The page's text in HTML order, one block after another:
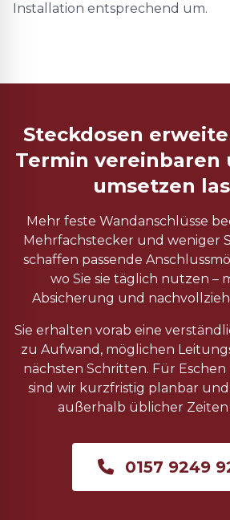
Installation entsprechend um.
Steckdosen
Termin vereinbaren
umsetzen
Mehr feste Wandanschlüsse
Mehrfachstecker und weniger
schaffen passende
wo Sie sie täglich nutzen –
Absicherung und
Sie erhalten vorab eine
zu Aufwand, möglichen
nächsten Schritten. Für
sind wir kurzfristig planbar
außerhalb üblicher Zeiten
0157 9249